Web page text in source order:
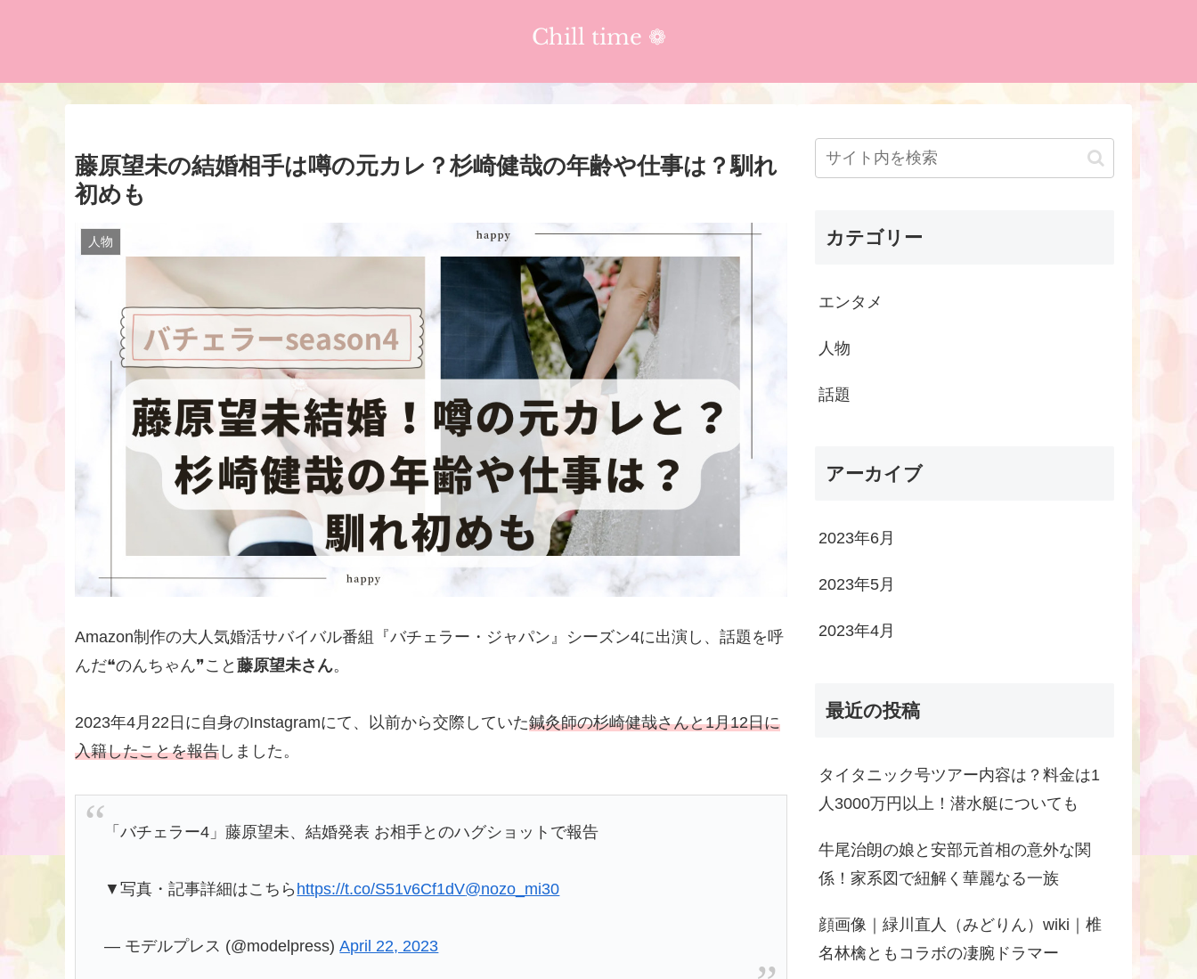
Chill time ❁︎
藤原望未の結婚相手は噂の元カレ？杉崎健哉の年齢や仕事は？馴れ
初めも
人物
Amazon制作の大人気婚活サバイバル番組『バチェラー・ジャパン』シーズン4に出演し、話題を呼
んだ❝のんちゃん❞こと 藤原望未さん。
2023年4月22日に自身のInstagramにて、以前から交際していた鍼灸師の杉崎健哉さんと1月12日に
入籍したことを報告 しました。
「バチェラー4」藤原望未、結婚発表 お相手とのハグショットで報告
▼写真・記事詳細はこちら https://t.co/S51v6Cf1dV@nozo_mi30
— モデルプレス (@modelpress)April 22, 2023
カテゴリー
エンタメ
人物
話題
アーカイブ
2023年6月
2023年5月
2023年4月
最近の投稿
タイタニック号ツアー内容は？料金は1
人3000万円以上！潜水艇についても
牛尾治朗の娘と安部元首相の意外な関
係！家系図で紐解く華麗なる一族
顔画像｜緑川直人（みどりん）wiki｜椎
名林檎ともコラボの凄腕ドラマー